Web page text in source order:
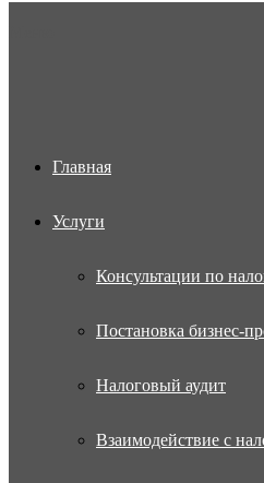
Главная
Услуги
Консультации по
Постановка бизнес-
Налоговый аудит
Взаимодействие с